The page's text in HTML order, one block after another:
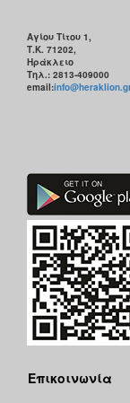
Αγίου Τίτου 1,
Τ.Κ. 71202,
Ηράκλειο
Τηλ.: 2813-409000
email:
Επικοινωνία